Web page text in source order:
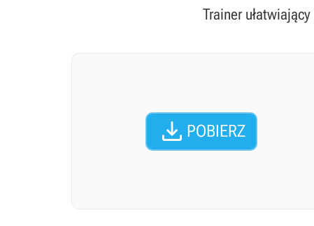
Trainer
 POBIERZ